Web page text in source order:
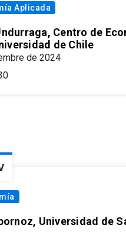
Aplicada
Centro de
de Chile
de 2024
Universidad de